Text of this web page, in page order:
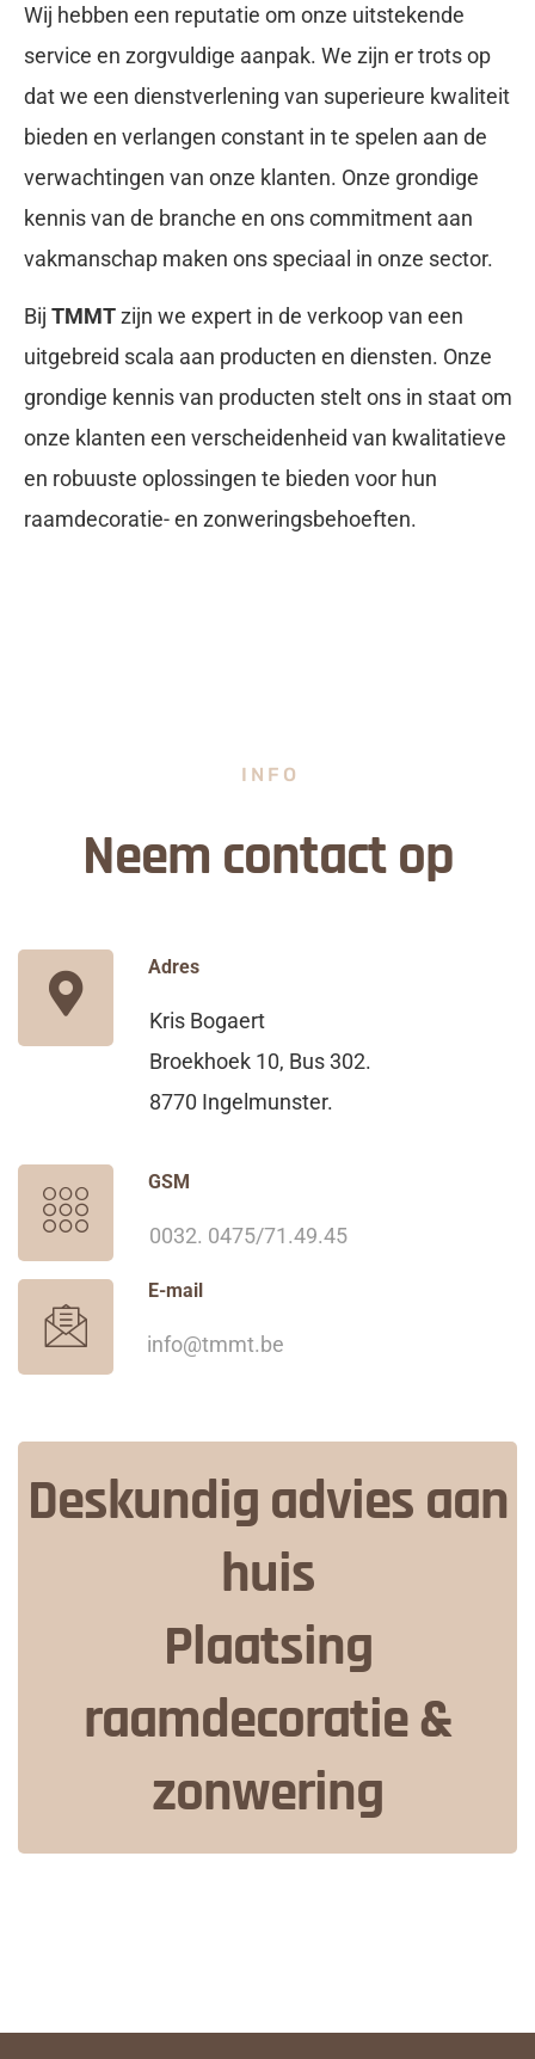
Wij hebben een reputatie om onze uitstekende
service en zorgvuldige aanpak. We zijn er trots op
dat we een dienstverlening van superieure kwaliteit
bieden en verlangen constant in te spelen aan de
verwachtingen van onze klanten. Onze grondige
kennis van de branche en ons commitment aan
vakmanschap maken ons speciaal in onze sector.
Bij TMMTzijn we expert in de verkoop van een
uitgebreid scala aan producten en diensten. Onze
grondige kennis van producten stelt ons in staat om
onze klanten een verscheidenheid van kwalitatieve
en robuuste oplossingen te bieden voor hun
raamdecoratie- en zonweringsbehoeften.
INFO
Neem contact op
Adres
Kris Bogaert
Broekhoek 10, Bus 302.
8770 Ingelmunster.
GSM
0032. 0475/71.49.45
E-mail
info@tmmt.be
Deskundig advies aan
huis
Plaatsing
raamdecoratie &
zonwering